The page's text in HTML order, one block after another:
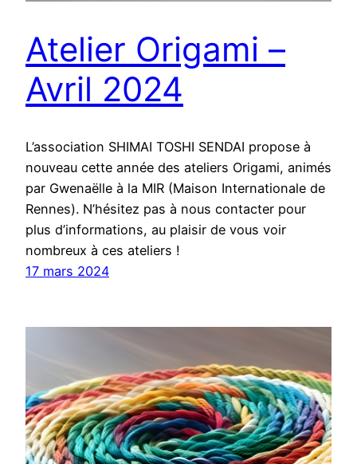
Atelier Origami –
Avril 2024
L’association SHIMAI TOSHI SENDAI propose à
nouveau cette année des ateliers Origami, animés
par Gwenaëlle à la MIR (Maison Internationale de
Rennes). N’hésitez pas à nous contacter pour
plus d’informations, au plaisir de vous voir
nombreux à ces ateliers !
17 mars 2024